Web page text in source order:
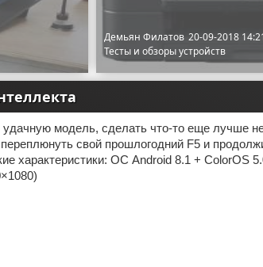
Демьян Филатов 20-09-2018
Тесты и обзоры устройств
модель, сделать что-то еще лучше
свой прошлогодний F5 и
характеристики: ОС Android 8.1 + ColorOS